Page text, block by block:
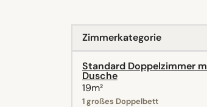
Zimmerkategorie
Standard Doppelzimmer
Dusche
19m²
1 großes Doppelbett